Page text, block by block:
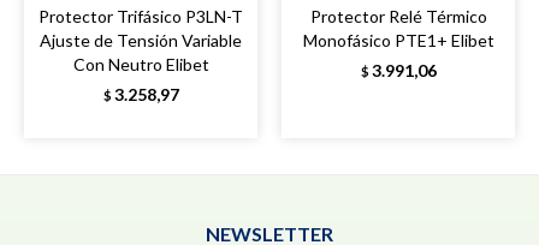
Protector Trifásico P3LN-T
Ajuste de Tensión Variable
Con Neutro Elibet
$ 3.258,97
Protector Relé Térmico
Monofásico PTE1+ Elibet
$ 3.991,06
NEWSLETTER